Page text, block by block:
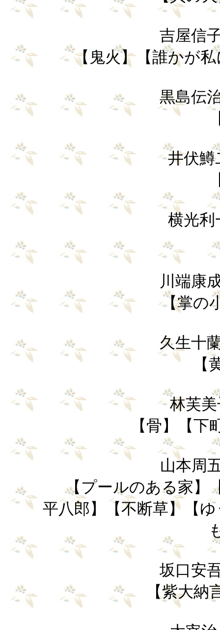
吉屋信
【鬼火】【誰かが
黒島伝
井伏鱒
横光利
川端康
【掌の
久生十
【
林芙美
【骨】【下
山本周
【プールのある家】
平八郎】【不断草】【
坂口安
【紫大納